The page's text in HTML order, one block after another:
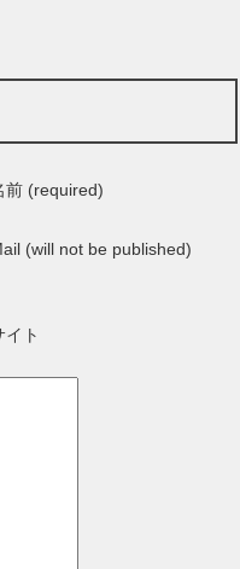
前 (required)
(will not be published)
イト